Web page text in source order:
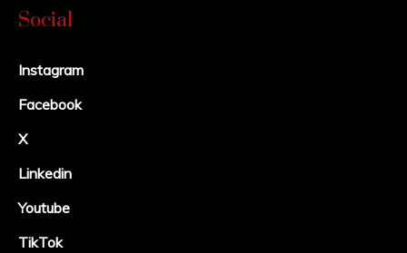
Social
Instagram
Facebook
X
Linkedin
Youtube
TikTok